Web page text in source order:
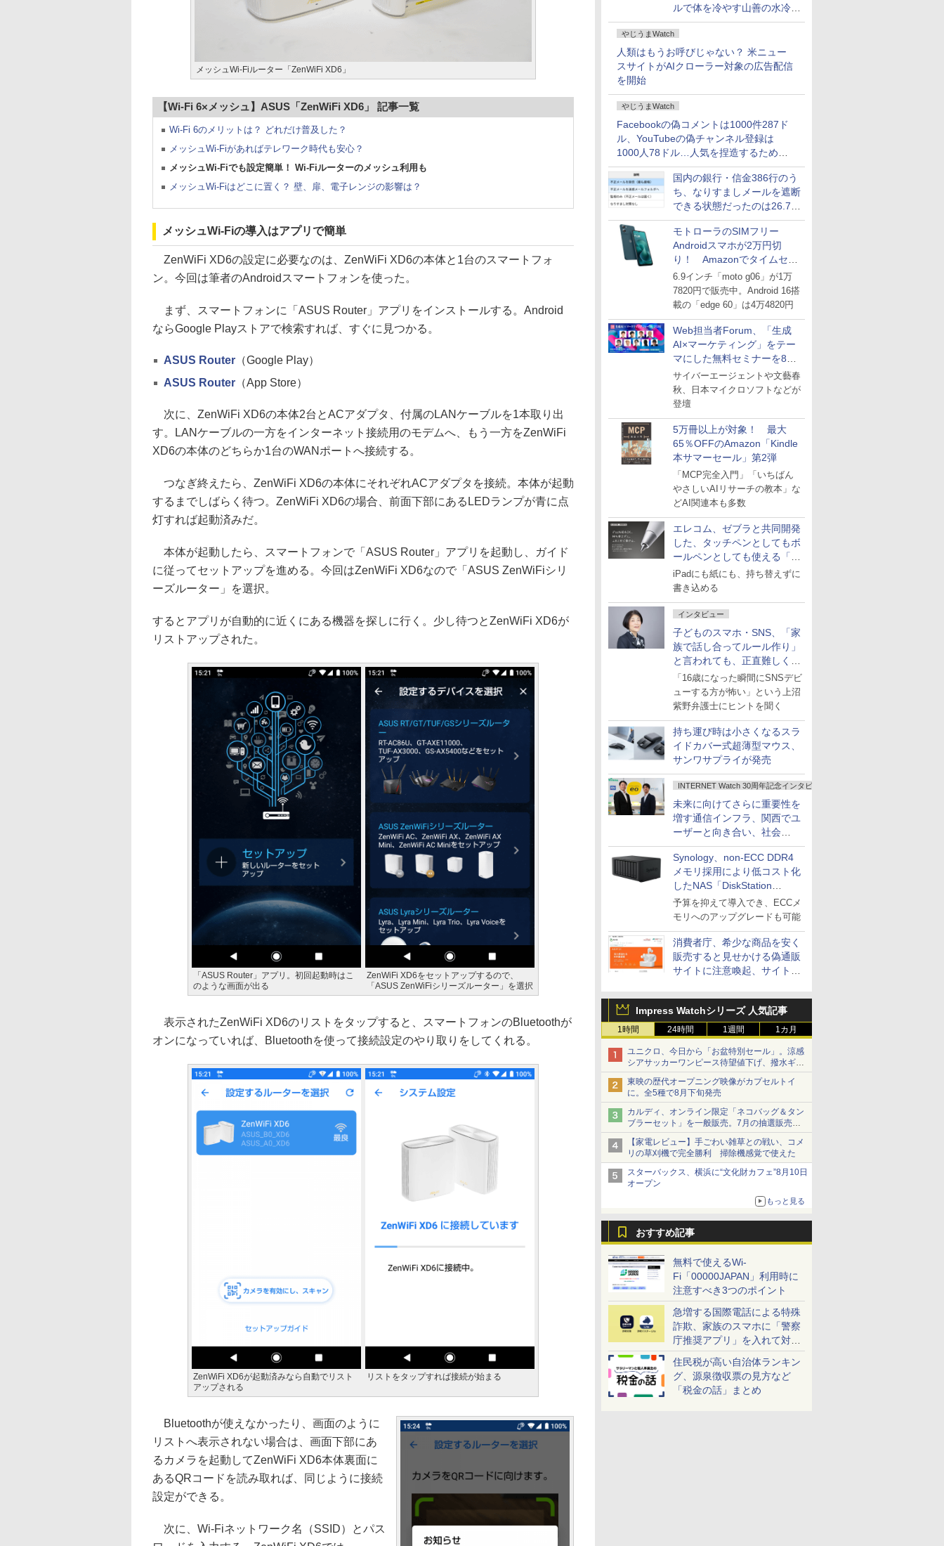
ルで体を冷やす山善の水冷ベ
ストがロードバイクにちょう
どいい【ぼっち・ざ・ろー
ど！その14】
やじうまWatch
人類はもうお呼びじゃない？ 米ニュー
スサイトがAIクローラー対象の広告配信
を開始
やじうまWatch
Facebookの偽コメントは1000件287ド
ル、YouTubeの偽チャンネル登録は
1000人78ドル…人気を捏造するための
価格リストが公開中
国内の銀行・信金386行のう
ち、なりすましメールを遮断
できる状態だったのは26.7％
にとどまる～GMOブランド
セキュリティ調査
モトローラのSIMフリー
Androidスマホが2万円切
り！ Amazonでタイムセー
ル
6.9インチ「moto g06」が1万
7820円で販売中。Android 16搭
載の「edge 60」は4万4820円
Web担当者Forum、「生成
AI×マーケティング」をテー
マにした無料セミナーを8月
27日にオンライン開催
サイバーエージェントや文藝春
秋、日本マイクロソフトなどが
登壇
5万冊以上が対象！ 最大
65％OFFのAmazon「Kindle
本サマーセール」第2弾
「MCP完全入門」「いちばん
やさしいAIリサーチの教本」な
どAI関連本も多数
エレコム、ゼブラと共同開発
した、タッチペンとしてもボ
ールペンとしても使える「ス
タイラスツーウェイ」発売
iPadにも紙にも、持ち替えずに
書き込める
インタビュー
子どものスマホ・SNS、「家
族で話し合ってルール作り」
と言われても、正直難しくな
いですか？
「16歳になった瞬間にSNSデビ
ューする方が怖い」という上沼
紫野弁護士にヒントを聞く
持ち運び時は小さくなるスラ
イドカバー式超薄型マウス、
サンワサプライが発売
INTERNET Watch 30周年記念インタビュー
未来に向けてさらに重要性を
増す通信インフラ、関西でユ
ーザーと向き合い、社会
の“あたらしい”を起動し続け
る～オプテージ
Synology、non-ECC DDR4
メモリ採用により低コスト化
したNAS「DiskStation
neo+」シリーズ
予算を抑えて導入でき、ECCメ
モリへのアップグレードも可能
消費者庁、希少な商品を安く
販売すると見せかける偽通販
サイトに注意喚起、サイト名
Impress Watchシリーズ 人気記事
1時間 24時間 1週間 1カ月
ユニクロ、今日から「お盆特別セール」。涼感
シアサッカーワンピース待望値下げ、撥水ギア
ショーツは1990円に
東映の歴代オープニング映像がカプセルトイ
に。全5種で8月下旬発売
カルディ、オンライン限定「ネコバッグ＆タン
ブラーセット」を一般販売。7月の抽選販売の
当選無効分
【家電レビュー】手ごわい雑草との戦い、コメ
リの草刈機で完全勝利 掃除機感覚で使えた
スターバックス、横浜に“文化財カフェ”8月10日
オープン
もっと見る
おすすめ記事
無料で使えるWi-
Fi「00000JAPAN」利用時に
注意すべき3つのポイント
急増する国際電話による特殊
詐欺、家族のスマホに「警察
庁推奨アプリ」を入れて対策
しよう！
住民税が高い自治体ランキン
グ、源泉徴収票の見方など
「税金の話」まとめ
メッシュWi-Fiルーター「ZenWiFi XD6」
【Wi-Fi 6×メッシュ】ASUS「ZenWiFi XD6」 記事一覧
Wi-Fi 6のメリットは？ どれだけ普及した？
メッシュWi-Fiがあればテレワーク時代も安心？
メッシュWi-Fiでも設定簡単！ Wi-Fiルーターのメッシュ利用も
メッシュWi-Fiはどこに置く？ 壁、扉、電子レンジの影響は？
メッシュWi-Fiの導入はアプリで簡単
ZenWiFi XD6の設定に必要なのは、ZenWiFi XD6の本体と1台のスマートフォ
ン。今回は筆者のAndroidスマートフォンを使った。
まず、スマートフォンに「ASUS Router」アプリをインストールする。Android
ならGoogle Playストアで検索すれば、すぐに見つかる。
ASUS Router （Google Play）
ASUS Router （App Store）
次に、ZenWiFi XD6の本体2台とACアダプタ、付属のLANケーブルを1本取り出
す。LANケーブルの一方をインターネット接続用のモデムへ、もう一方をZenWiFi
XD6の本体のどちらか1台のWANポートへ接続する。
つなぎ終えたら、ZenWiFi XD6の本体にそれぞれACアダプタを接続。本体が起動
するまでしばらく待つ。ZenWiFi XD6の場合、前面下部にあるLEDランプが青に点
灯すれば起動済みだ。
本体が起動したら、スマートフォンで「ASUS Router」アプリを起動し、ガイド
に従ってセットアップを進める。今回はZenWiFi XD6なので「ASUS ZenWiFiシリ
ーズルーター」を選択。
するとアプリが自動的に近くにある機器を探しに行く。少し待つとZenWiFi XD6が
リストアップされた。
「ASUS Router」アプリ。初回起動時はこ
のような画面が出る
ZenWiFi XD6をセットアップするので、
「ASUS ZenWiFiシリーズルーター」を選択
表示されたZenWiFi XD6のリストをタップすると、スマートフォンのBluetoothが
オンになっていれば、Bluetoothを使って接続設定のやり取りをしてくれる。
ZenWiFi XD6が起動済みなら自動でリスト
アップされる
リストをタップすれば接続が始まる
Bluetoothが使えなかったり、画面のように
リストへ表示されない場合は、画面下部にあ
るカメラを起動してZenWiFi XD6本体裏面に
あるQRコードを読み取れば、同じように接続
設定ができる。
次に、Wi-Fiネットワーク名（SSID）とパス